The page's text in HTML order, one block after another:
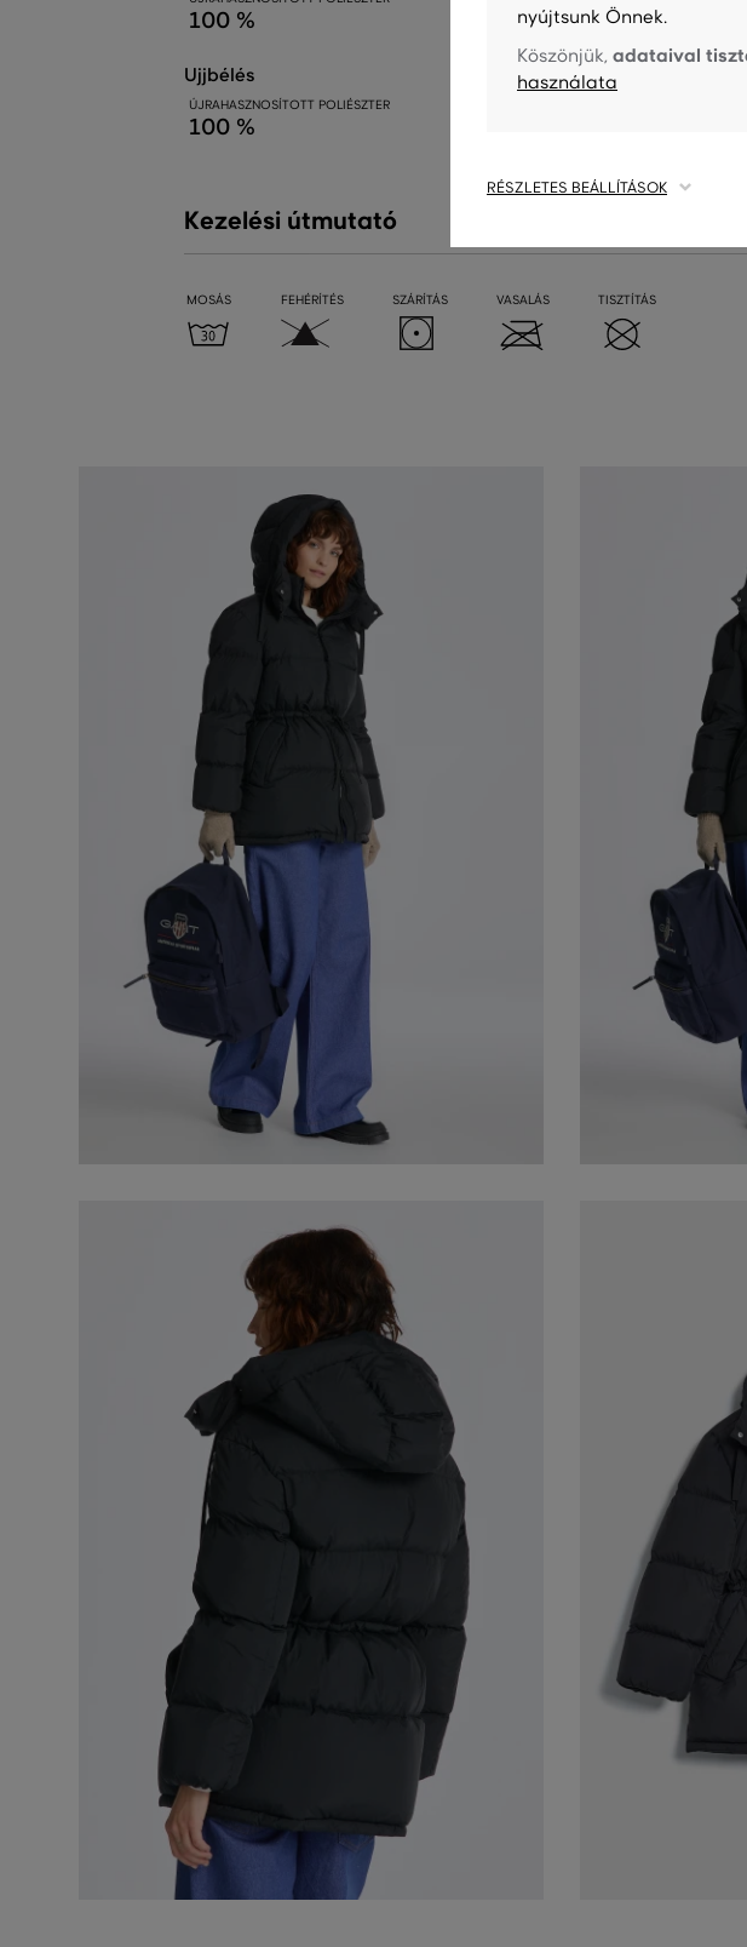
100 %
ujjbélés
ÚJRAHASZNOSÍTOTT POLIÉSZTER
100 %
Kezelési útmutató
MOSÁS FEHÉRÍTÉS SZÁRÍTÁS VASALÁS TISZTÍTÁS
nyújtsunk Önnek.
Köszönjük,adataival
használata
RÉSZLETES BEÁLLÍTÁSOK